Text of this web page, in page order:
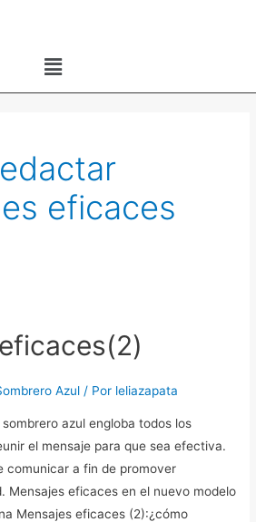
Menú
eficaces
Azul / Por leliazapata
azul engloba todos los
el mensaje para que sea efectiva.
comunicar a fin de promover
Mensajes eficaces en el nuevo modelo
Mensajes eficaces (2):¿cómo